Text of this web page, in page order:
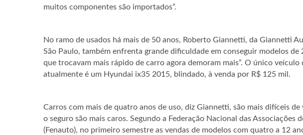
muitos componentes são importados”.
No ramo de usados há mais de 50 anos, Roberto Giannetti, da Giannetti
São Paulo, também enfrenta grande dificuldade em conseguir modelos de
que trocavam mais rápido de carro agora demoram mais”. O único veículo
atualmente é um Hyundai ix35 2015, blindado, à venda por R$ 125 mil.
Carros com mais de quatro anos de uso, diz Giannetti, são mais difíceis
o seguro são mais caros. Segundo a Federação Nacional das Associações
(Fenauto), no primeiro semestre as vendas de modelos com quatro a 12